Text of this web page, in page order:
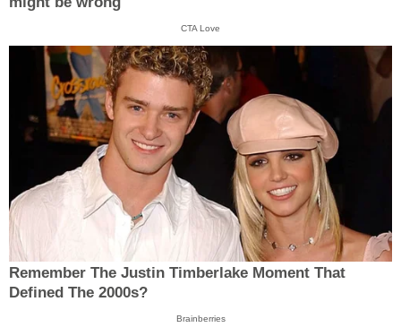
CTA Love
Remember The Justin Timberlake Moment That
Defined The 2000s?
Brainberries